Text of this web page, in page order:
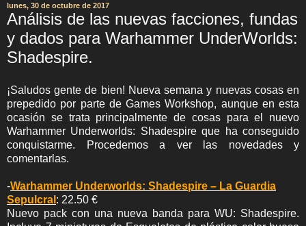
lunes, 30 de octubre de 2017
Análisis de las nuevas facciones, fundas
y dados para Warhammer UnderWorlds:
Shadespire.
¡Saludos gente de bien! Nueva semana y nuevas cosas en
prepedido por parte de Games Workshop, aunque en esta
ocasión se trata principalmente de cosas para el nuevo
Warhammer Underworlds: Shadespire que ha conseguido
conquistarme. Procedemos a ver las novedades y
comentarlas.
-Warhammer Underworlds: Shadespire – La Guardia
Sepulcral : 22.50 €
Nuevo pack con una nueva banda para WU: Shadespire.